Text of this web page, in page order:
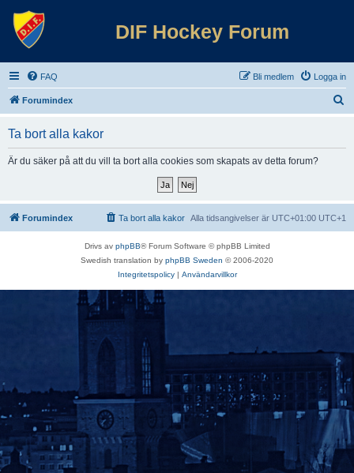
DIF Hockey Forum
FAQ Logga in
Bli medlem
Forumindex
Ta bort alla kakor
Är du säker på att du vill ta bort alla cookies som skapats av detta forum?
Forumindex Alla tidsangivelser är UTC+01:00 UTC+1
Ta bort alla kakor
Drivs av phpBB® Forum Software © phpBB Limited
Swedish translation by phpBB Sweden © 2006-2020
Integritetspolicy| Användarvillkor